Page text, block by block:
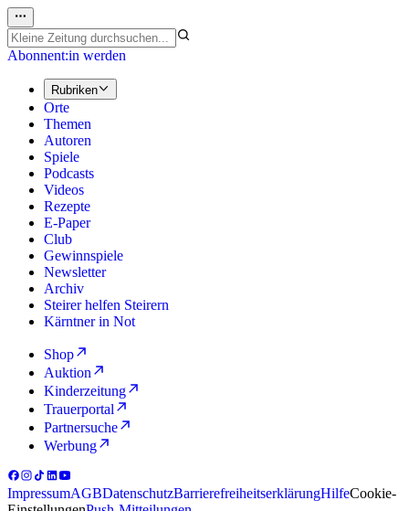
Abonnent:in werden
Rubriken
Orte
Themen
Autoren
Spiele
Podcasts
Videos
Rezepte
E-Paper
Club
Gewinnspiele
Newsletter
Archiv
Steirer helfen Steirern
Kärntner in Not
Shop
Auktion
Kinderzeitung
Trauerportal
Partnersuche
Werbung
ImpressumAGBDatenschutzBarrierefreiheitserklärungHilfeCookie-